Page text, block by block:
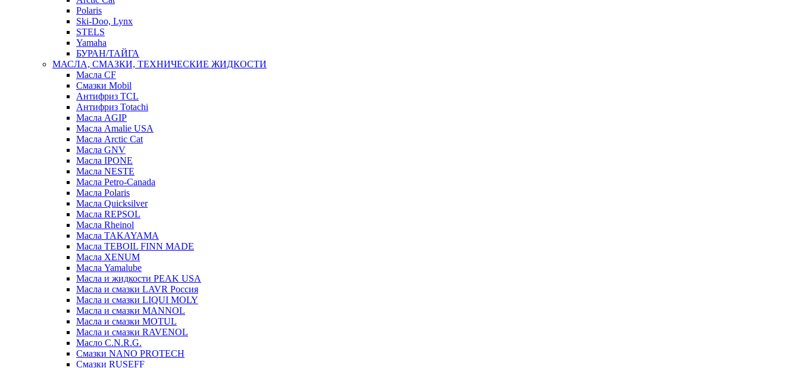
Polaris
Ski-Doo, Lynx
STELS
Yamaha
БУРАН/ТАЙГА
МАСЛА, СМАЗКИ, ТЕХНИЧЕСКИЕ ЖИДКОСТИ
Масла CF
Смазки Mobil
Антифриз TCL
Антифриз Totachi
Масла AGIP
Масла Amalie USA
Масла Arctic Cat
Масла GNV
Масла IPONE
Масла NESTE
Масла Petro-Canada
Масла Polaris
Масла Quicksilver
Масла REPSOL
Масла Rheinol
Масла TAKAYAMA
Масла TEBOIL FINN MADE
Масла XENUM
Масла Yamalube
Масла и жидкости PEAK USA
Масла и смазки LAVR Россия
Масла и смазки LIQUI MOLY
Масла и смазки MANNOL
Масла и смазки MOTUL
Масла и смазки RAVENOL
Масло C.N.R.G.
Смазки NANO PROTECH
Смазки RUSEFF